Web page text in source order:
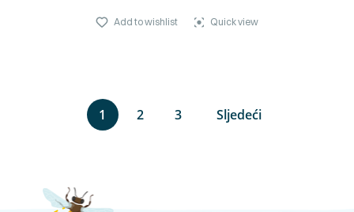
Add to wishlist Quick view
1 2 3 Sljedeći